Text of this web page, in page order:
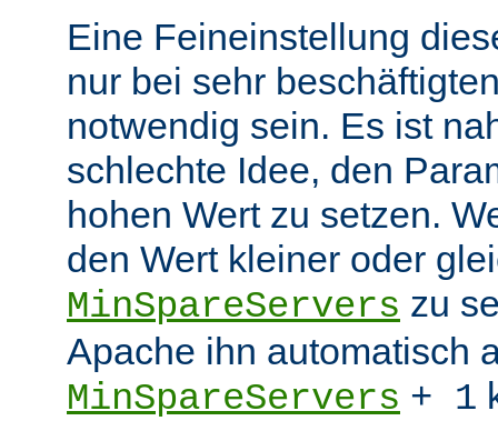
Eine Feineinstellung
nur bei sehr
notwendig sein. Es ist
schlechte Idee, den
hohen Wert zu setzen.
den Wert kleiner oder
MinSpareServers zu
Apache ihn automatisch
MinSpareServers + 1